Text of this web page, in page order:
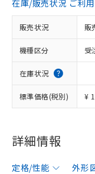
在庫/販売状況 ご利
販売状況 販
機種区分 受
在庫状況
標準価格(税別) ¥
詳細情報
定格/性能 外形